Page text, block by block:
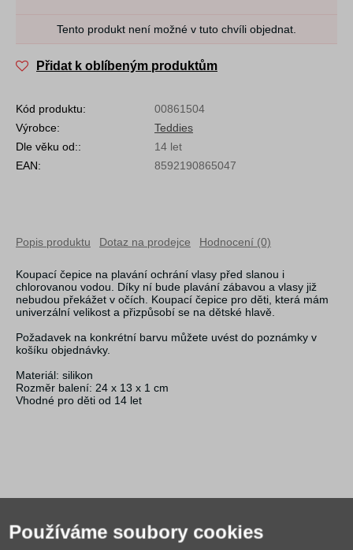
Tento produkt není možné v tuto chvíli objednat.
Přidat k oblíbeným produktům
Kód produktu:
00861504
Výrobce:
Teddies
Dle věku od::
14 let
EAN:
8592190865047
Popis produktu Dotaz na prodejce Hodnocení (0)
Koupací čepice na plavání ochrání vlasy před slanou i
chlorovanou vodou. Díky ní bude plavání zábavou a vlasy již
nebudou překážet v očích. Koupací čepice pro děti, která mám
univerzální velikost a přizpůsobí se na dětské hlavě.
Požadavek na konkrétní barvu můžete uvést do poznámky v
košíku objednávky.
Materiál: silikon
Rozměr balení: 24 x 13 x 1 cm
Vhodné pro děti od 14 let
Používáme soubory cookies